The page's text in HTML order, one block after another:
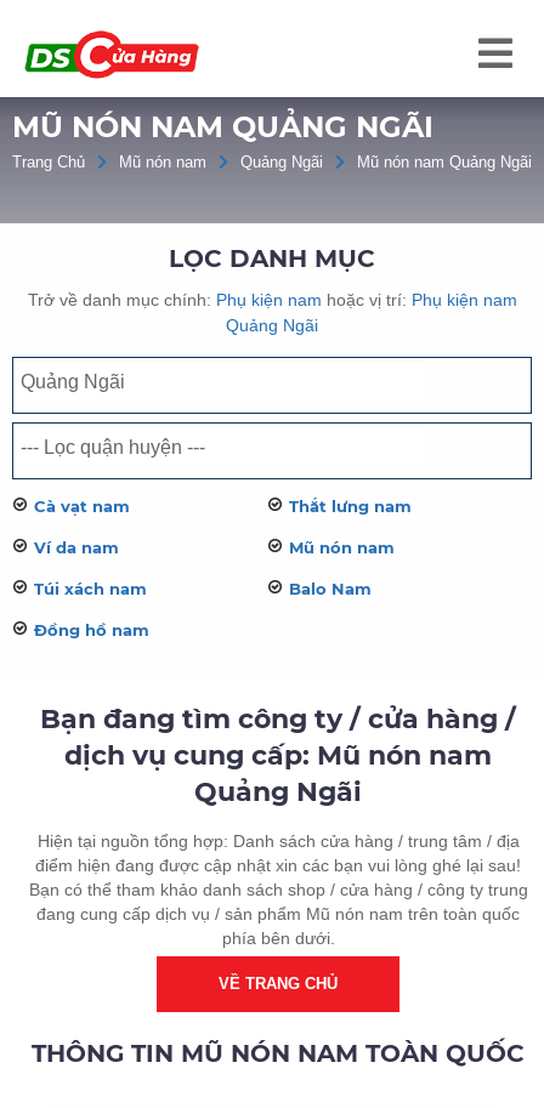
MŨ NÓN NAM QUẢNG NGÃI
Trang Chủ Mũ nón nam Quảng Ngãi Mũ nón nam Quảng Ngãi
LỌC DANH MỤC
Trở về danh mục chính: Phụ kiện nam hoặc vị trí: Phụ kiện nam
Quảng Ngãi
Cà vạt nam Thắt lưng nam
Ví da nam Mũ nón nam
Túi xách nam Balo Nam
Đồng hồ nam
Bạn đang tìm công ty / cửa hàng /
dịch vụ cung cấp: Mũ nón nam
Quảng Ngãi
Hiện tại nguồn tổng hợp: Danh sách cửa hàng / trung tâm / địa
điểm hiện đang được cập nhật xin các bạn vui lòng ghé lại sau!
Bạn có thể tham khảo danh sách shop / cửa hàng / công ty trung
đang cung cấp dịch vụ / sản phẩm Mũ nón nam trên toàn quốc
phía bên dưới.
VỀ TRANG CHỦ
THÔNG TIN MŨ NÓN NAM TOÀN QUỐC